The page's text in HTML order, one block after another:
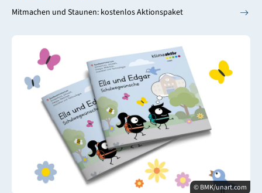
Mitmachen und Staunen: kostenlos Aktionspaket
© BMK/unart.com